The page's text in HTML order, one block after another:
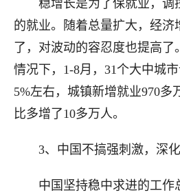
稳增长是为了保就业，调
的就业。随着总量扩大，经济
了，对波动的容忍度也提高
情况下，1-8月，31个大中城
5%左右，城镇新增就业970多
比多增了10多万人。
3、中国不搞强刺激，深
中国坚持稳中求进的工作